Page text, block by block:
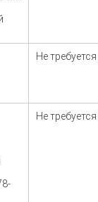
Не требуется
Не требуется